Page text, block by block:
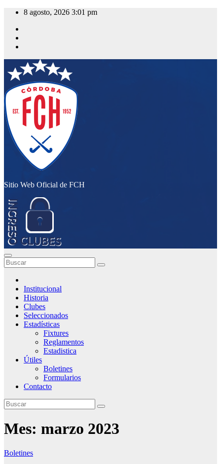
Saltar
contenido
8 agosto, 2026 3:01 pm
Sitio Web Oficial de FCH
Institucional
Historia
Clubes
Seleccionados
Estadísticas
Fixtures
Reglamentos
Estadistica
Útiles
Boletines
Formularios
Contacto
Mes: marzo 2023
Boletines